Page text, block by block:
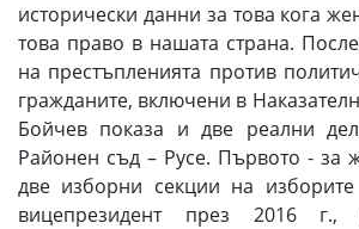
исторически данни за това кога
това право в нашата страна.
на престъпленията против
гражданите, включени в
Бойчев показа и две реални
Районен съд – Русе. Първото - за
две изборни секции на
вицепрезидент през 2016 г.,